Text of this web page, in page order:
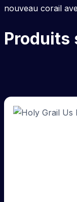
nouveau corail
Produits